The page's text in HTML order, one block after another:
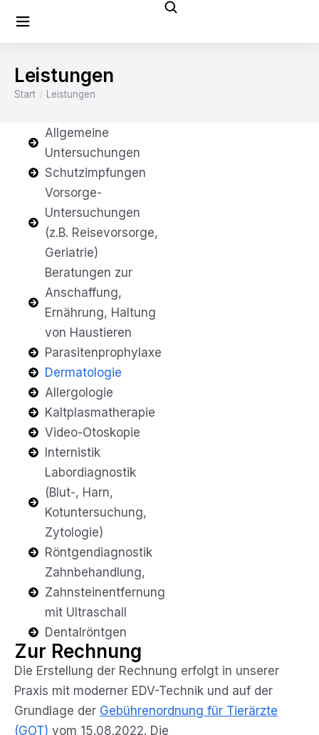
Leistungen
Sie befinden sich hier:
Start Leistungen
Allgemeine
Untersuchungen
Schutzimpfungen
Vorsorge-
Untersuchungen
(z.B. Reisevorsorge,
Geriatrie)
Beratungen zur
Anschaffung,
Ernährung, Haltung
von Haustieren
Parasitenprophylaxe
Dermatologie
Allergologie
Kaltplasmatherapie
Video-Otoskopie
Internistik
Labordiagnostik
(Blut-, Harn,
Kotuntersuchung,
Zytologie)
Röntgendiagnostik
Zahnbehandlung,
Zahnsteinentfernung
mit Ultraschall
Dentalröntgen
Zur Rechnung
Die Erstellung der Rechnung erfolgt in unserer
Praxis mit moderner EDV-Technik und auf der
Grundlage der Gebührenordnung für Tierärzte
(GOT) vom 15.08.2022. Die